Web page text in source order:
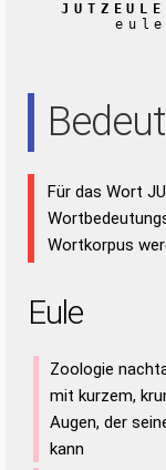
JUTZEULE
eule
Für das Wort
Wortkorpus
Eule
Zoologie
mit kurzem,
Augen, der
kann